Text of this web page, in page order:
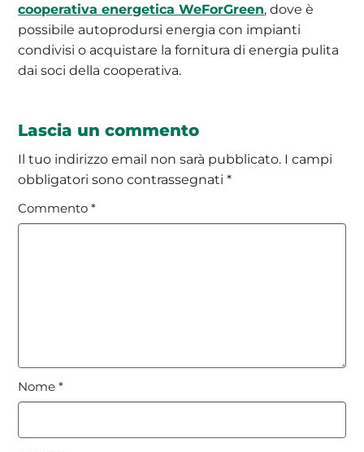
cooperativa energetica WeForGreen, dove è
possibile autoprodursi energia con impianti
condivisi o acquistare la fornitura di energia pulita
dai soci della cooperativa.
Lascia un commento
Il tuo indirizzo email non sarà pubblicato. I campi
obbligatori sono contrassegnati*
Commento*
Nome*